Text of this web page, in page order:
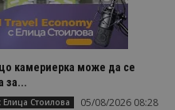
камериерка може да се
за...
Елица Стоилова 05/08/2026 08:28